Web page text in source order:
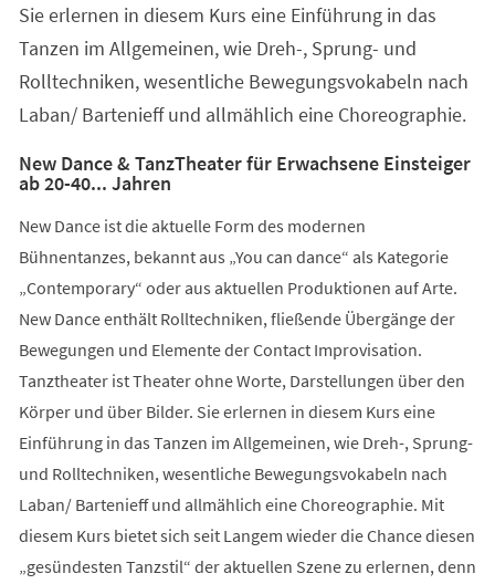
Sie erlernen in diesem Kurs eine Einführung in das
Tanzen im Allgemeinen, wie Dreh-, Sprung- und
Rolltechniken, wesentliche Bewegungsvokabeln nach
Laban/ Bartenieff und allmählich eine Choreographie.
New Dance & TanzTheater für Erwachsene Einsteiger
ab 20-40... Jahren
New Dance ist die aktuelle Form des modernen
Bühnentanzes, bekannt aus „You can dance“ als Kategorie
„Contemporary“ oder aus aktuellen Produktionen auf Arte.
New Dance enthält Rolltechniken, fließende Übergänge der
Bewegungen und Elemente der Contact Improvisation.
Tanztheater ist Theater ohne Worte, Darstellungen über den
Körper und über Bilder. Sie erlernen in diesem Kurs eine
Einführung in das Tanzen im Allgemeinen, wie Dreh-, Sprung-
und Rolltechniken, wesentliche Bewegungsvokabeln nach
Laban/ Bartenieff und allmählich eine Choreographie. Mit
diesem Kurs bietet sich seit Langem wieder die Chance diesen
„gesündesten Tanzstil“ der aktuellen Szene zu erlernen, denn